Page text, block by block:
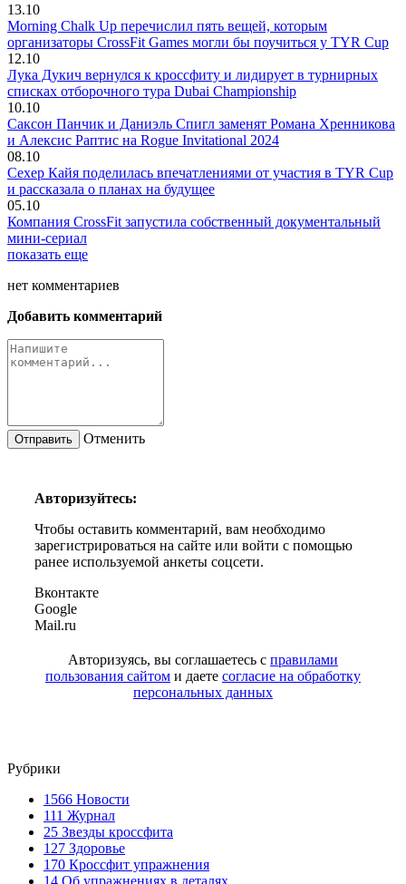
13.10
Morning Chalk Up перечислил пять вещей, которым
организаторы CrossFit Games могли бы поучиться у TYR Cup
12.10
Лука Дукич вернулся к кроссфиту и лидирует в турнирных
списках отборочного тура Dubai Championship
10.10
Саксон Панчик и Даниэль Спигл заменят Романа Хренникова
и Алексис Раптис на Rogue Invitational 2024
08.10
Сехер Кайя поделилась впечатлениями от участия в TYR Cup
и рассказала о планах на будущее
05.10
Компания CrossFit запустила собственный документальный
мини-сериал
показать еще
нет комментариев
Добавить комментарий
Отменить
Авторизуйтесь:
Чтобы оставить комментарий, вам необходимо
зарегистрироваться на сайте или войти с помощью
ранее используемой анкеты соцсети.
Вконтакте
Google
Mail.ru
Авторизуясь, вы соглашаетесь с правилами
пользования сайтом и даете согласие на обработку
персональных данных
Рубрики
1566 Новости
111 Журнал
25 Звезды кроссфита
127 Здоровье
170 Кроссфит упражнения
14 Об упражнениях в деталях